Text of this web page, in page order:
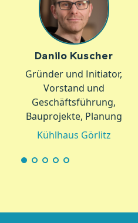
Danilo Kuscher
Gründer und Initiator,
Vorstand und
Geschäftsführung,
Bauprojekte, Planung
Kühlhaus Görlitz